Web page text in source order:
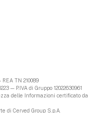
TN 210089
— P.IVA di Gruppo 12022630961
delle Informazioni certificato da
di Cerved Group S.p.A.